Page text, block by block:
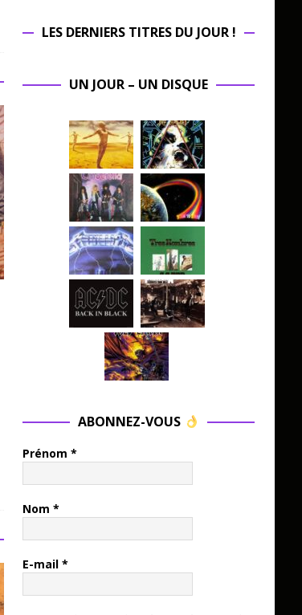
LES DERNIERS TITRES DU JOUR !
UN JOUR – UN DISQUE
ABONNEZ-VOUS
Prénom *
Nom *
E-mail *